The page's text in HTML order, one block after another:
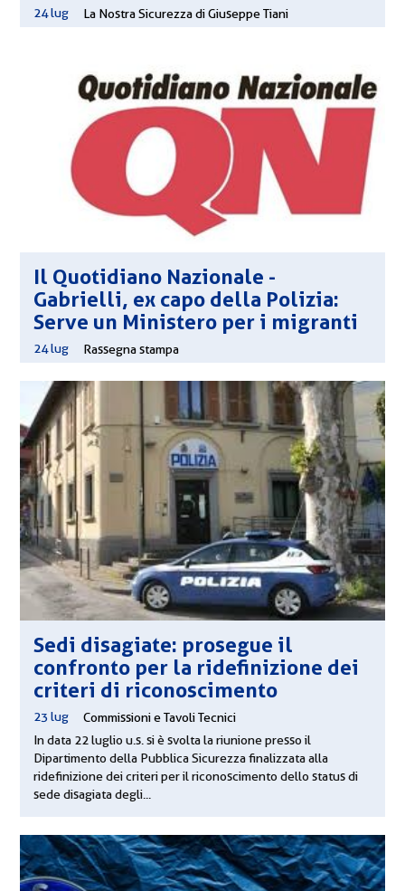
24 lug La Nostra Sicurezza di Giuseppe Tiani
Il Quotidiano Nazionale -
Gabrielli, ex capo della Polizia:
Serve un Ministero per i migranti
24 lug Rassegna stampa
Sedi disagiate: prosegue il
confronto per la ridefinizione dei
criteri di riconoscimento
23 lug
Commissioni e Tavoli Tecnici
In data 22 luglio u.s. si è svolta la riunione presso il
Dipartimento della Pubblica Sicurezza finalizzata alla
ridefinizione dei criteri per il riconoscimento dello status di
sede disagiata degli...